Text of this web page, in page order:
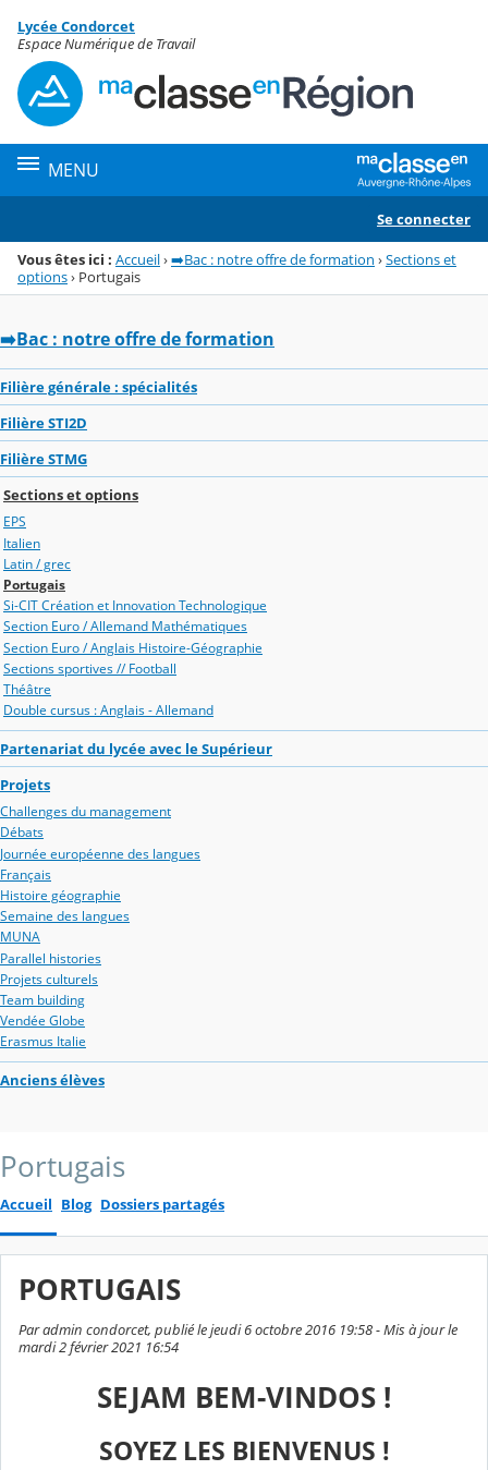
Menu de la rubrique
Contenu
Lycée Condorcet
Espace Numérique de Travail
MENU
Se connecter
Vous êtes ici : Accueil›➡️Bac : notre offre de formation ›Sections et
options› Portugais
➡️Bac : notre offre de formation
Filière générale : spécialités
Filière STI2D
Filière STMG
Sections et options
EPS
Italien
Latin / grec
Portugais
Si-CIT Création et Innovation Technologique
Section Euro / Allemand Mathématiques
Section Euro / Anglais Histoire-Géographie
Sections sportives // Football
Théâtre
Double cursus : Anglais - Allemand
Partenariat du lycée avec le Supérieur
Projets
Challenges du management
Débats
Journée européenne des langues
Français
Histoire géographie
Semaine des langues
MUNA
Parallel histories
Projets culturels
Team building
Vendée Globe
Erasmus Italie
Anciens élèves
Portugais
Accueil Blog Dossiers partagés
PORTUGAIS
Par admin condorcet, publié le jeudi 6 octobre 2016 19:58 - Mis à jour le
mardi 2 février 2021 16:54
SEJAM BEM-VINDOS !
SOYEZ LES BIENVENUS !